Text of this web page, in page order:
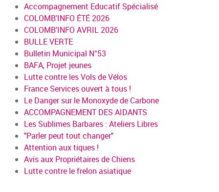
Accompagnement Educatif Spécialisé
COLOMB'INFO ÉTÉ 2026
COLOMB'INFO AVRIL 2026
BULLE VERTE
Bulletin Municipal N°53
BAFA, Projet jeunes
Lutte contre les Vols de Vélos
France Services ouvert à tous !
Le Danger sur le Monoxyde de Carbone
ACCOMPAGNEMENT DES AIDANTS
Les Sublimes Barbares : Ateliers Libres
"Parler peut tout changer"
Attention aux tiques !
Avis aux Propriétaires de Chiens
Lutte contre le frelon asiatique